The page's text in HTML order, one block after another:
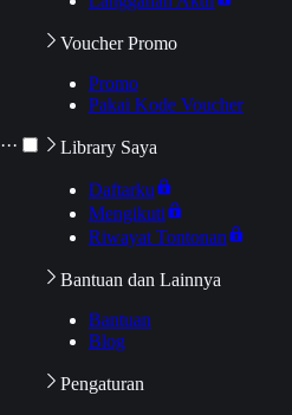
···
Voucher Promo
Promo
Pakai Kode Voucher
Library Saya
Daftarku
Mengikuti
Riwayat Tontonan
Bantuan dan Lainnya
Bantuan
Blog
Pengaturan